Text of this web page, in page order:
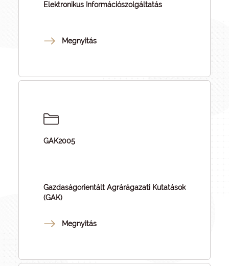
Elektronikus Információszolgáltatás
Megnyitás
GAK2005
Gazdaságorientált Agrárágazati Kutatások
(GAK)
Megnyitás